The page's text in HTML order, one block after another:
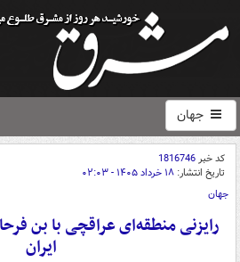
جهان
کد خبر1816746
تاریخ انتشار: ۱۸ خرداد ۱۴۰۵ - ۰۲:۰۳
جهان
رایزنی منطقه‌ای عراقچی با بن
ایران